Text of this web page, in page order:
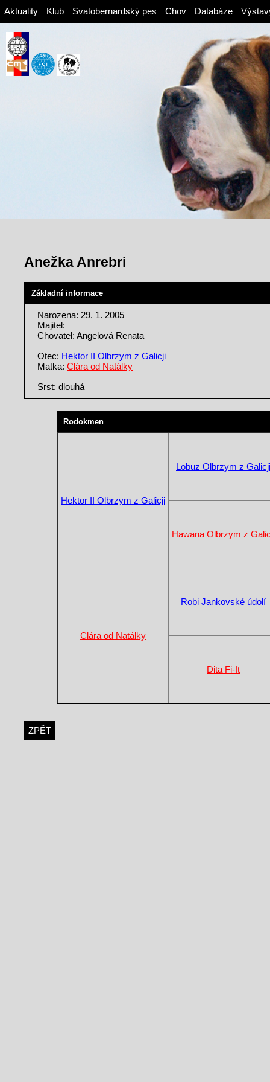
Aktuality Klub Svatobernardský pes Chov Databáze
Anežka Anrebri
Základní informace
Narozena: 29. 1. 2005
Majitel:
Chovatel: Angelová Renata
Otec: Hektor II Olbrzym z Galicji
Matka: Clára od Natálky
Srst: dlouhá
Rodokmen
Hektor II Olbrzym z Galicji
Lobuz Olbrzym z Galicji
Hawana Olbrzym z
Clára od Natálky
Robi Jankovské údolí
Dita Fi-It
ZPĚT